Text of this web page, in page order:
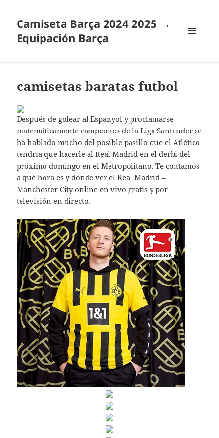
Camiseta Barça 2024 2025 →
Equipación Barça
camisetas baratas futbol
Después de golear al Espanyol y proclamarse
matemáticamente campeones de la Liga Santander se
ha hablado mucho del posible pasillo que el Atlético
tendría que hacerle al Real Madrid en el derbi del
próximo domingo en el Metropolitano. Te contamos
a qué hora es y dónde ver el Real Madrid –
Manchester City online en vivo gratis y por
televisión en directo.